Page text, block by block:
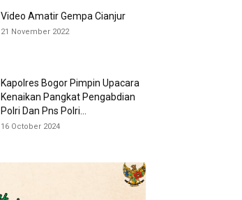
Video Amatir Gempa Cianjur
21 November 2022
Kapolres Bogor Pimpin Upacara
Kenaikan Pangkat Pengabdian
Polri Dan Pns Polri...
16 October 2024